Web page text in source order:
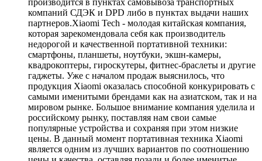
компаний СДЭК и DPD либо в пунктах выдачи наших
партнеров.Xiaomi Tech - молодая китайская компания,
которая зарекомендовала себя как производитель
недорогой и качественной портативной техники:
смартфоны, планшеты, ноутбуки, экшн-камеры,
квадрокоптеры, гироскутеры, фитнес-браслеты и другие
гаджеты. Уже с началом продаж выяснилось, что
продукция Xiaomi оказалась способной конкурировать с
самыми именитыми брендами как на азиатском, так и на
мировом рынке. Большое внимание компания уделила и
российскому рынку, поставляя нам свои самые
популярные устройства и сохраняя при этом низкие
цены. В данный момент портативная техника Xiaomi
является одним из лучших вариантов по соотношению